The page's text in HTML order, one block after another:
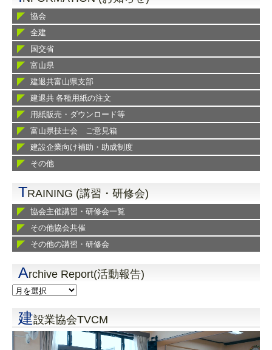
協会
全建
国交省
富山県
建退共富山県支部
建退共 各種用紙の注文
用紙販売・ダウンロード等
富山県技士会 ご意見箱
建設企業向け補助・助成制度
その他
TRAINING (講習・研修会)
協会主催講習・研修会一覧
その他協会共催
その他の講習・研修会
Archive Report(活動報告)
建設業協会TVCM